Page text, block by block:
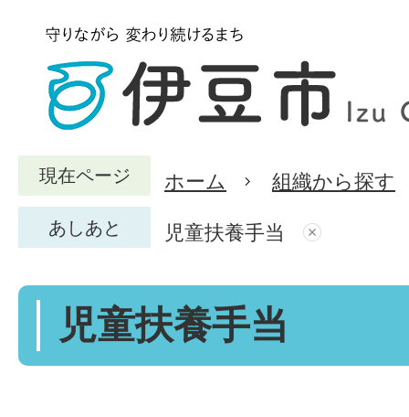
現在ページ ホーム 組織から探す
あしあと 児童扶養手当
児童扶養手当